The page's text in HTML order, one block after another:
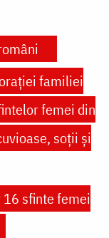
familiei
femei din
soții și
sfinte femei